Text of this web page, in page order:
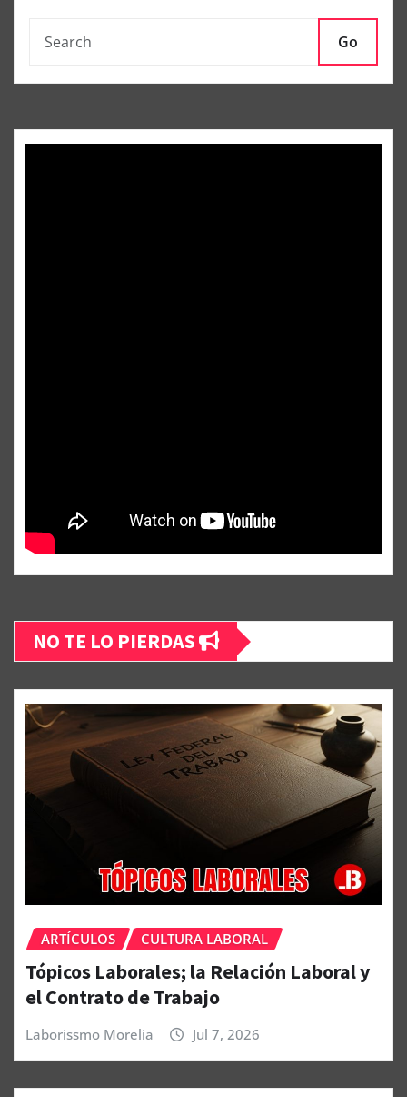
Go
NO TE LO PIERDAS
ARTÍCULOS CULTURA LABORAL
Tópicos Laborales; la Relación Laboral y
el Contrato de Trabajo
Laborissmo Morelia Jul 7, 2026